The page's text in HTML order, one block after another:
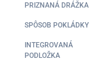
PRIZNANÁ DRÁŽKA
SPÔSOB POKLÁDKY
INTEGROVANÁ
PODLOŽKA